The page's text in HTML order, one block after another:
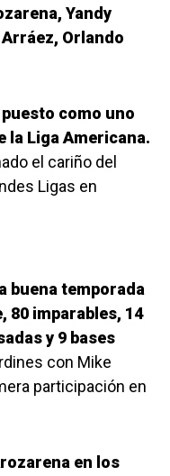
Yandy
Orlando
como uno
la Liga Americana.
el cariño del
Ligas en
buena temporada
80 imparables, 14
y 9 bases
con Mike
participación en
en los